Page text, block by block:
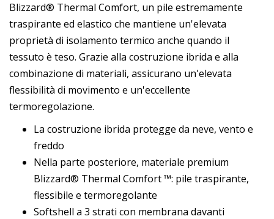
Blizzard® Thermal Comfort, un pile estremamente
traspirante ed elastico che mantiene un'elevata
proprietà di isolamento termico anche quando il
tessuto è teso. Grazie alla costruzione ibrida e alla
combinazione di materiali, assicurano un'elevata
flessibilità di movimento e un'eccellente
termoregolazione.
La costruzione ibrida protegge da neve, vento e
freddo
Nella parte posteriore, materiale premium
Blizzard® Thermal Comfort ™: pile traspirante,
flessibile e termoregolante
Softshell a 3 strati con membrana davanti